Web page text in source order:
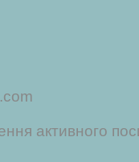
активного